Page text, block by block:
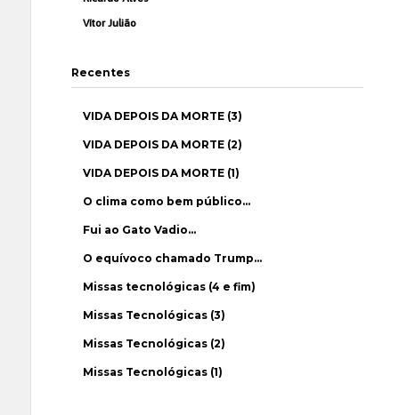
Vítor Julião
Recentes
VIDA DEPOIS DA MORTE (3)
VIDA DEPOIS DA MORTE (2)
VIDA DEPOIS DA MORTE (1)
O clima como bem público…
Fui ao Gato Vadio…
O equívoco chamado Trump…
Missas tecnológicas (4 e fim)
Missas Tecnológicas (3)
Missas Tecnológicas (2)
Missas Tecnológicas (1)